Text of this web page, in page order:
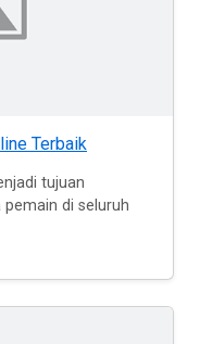
Terbaik
tujuan
di seluruh